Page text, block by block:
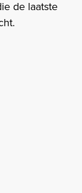
de laatste